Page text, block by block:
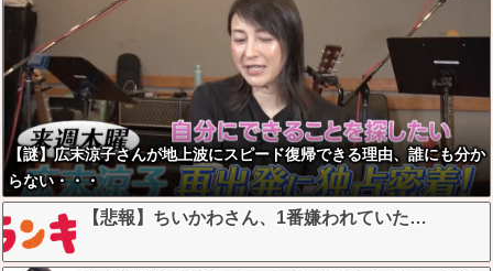
【謎】広末涼子さんが地上波にスピード復帰できる理由、誰にも分か
らない・・・
【悲報】ちいかわさん、1番嫌われていた…